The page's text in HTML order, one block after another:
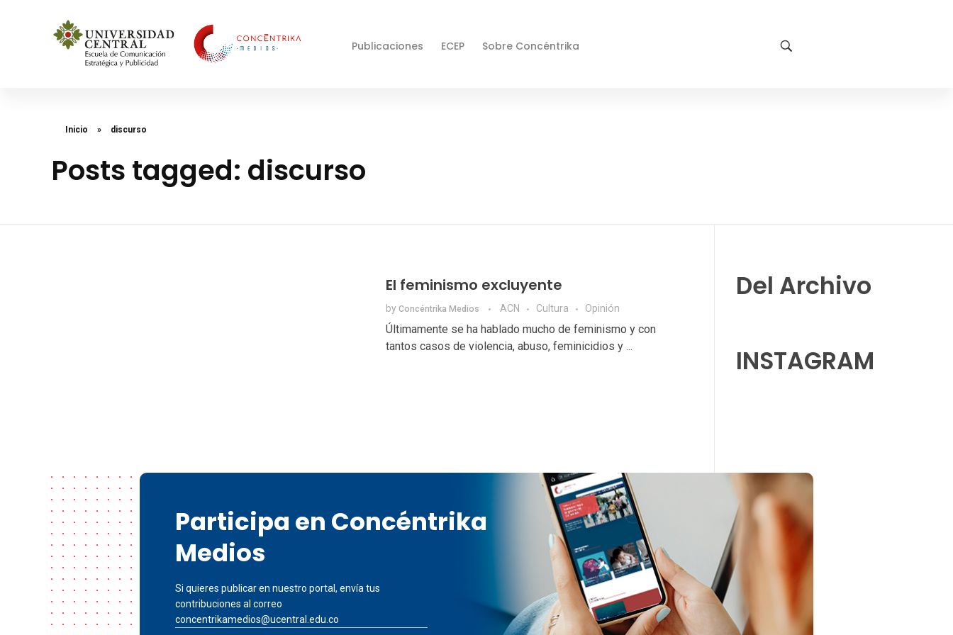
Publicaciones ECEP Sobre Concéntrika
Inicio » discurso
Posts tagged: discurso
El feminismo excluyente
by Concéntrika Medios ACN Cultura Opinión
Últimamente se ha hablado mucho de feminismo y con
tantos casos de violencia, abuso, feminicidios y ...
Del Archivo
INSTAGRAM
Participa en Concéntrika
Medios
Si quieres publicar en nuestro portal, envía tus
contribuciones al correo
concentrikamedios@ucentral.edu.co